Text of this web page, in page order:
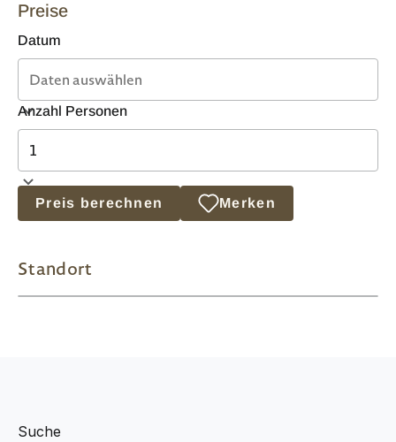
Preise
Datum
Anzahl Personen
Preis berechnen Merken
Standort
Suche